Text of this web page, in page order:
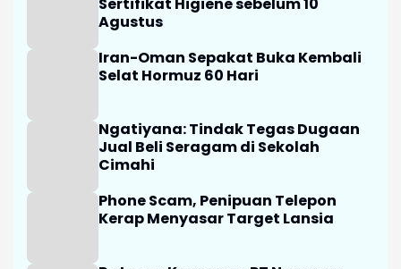
Agustus
Iran-Oman Sepakat Buka Kembali
Selat Hormuz 60 Hari
Ngatiyana: Tindak Tegas Dugaan
Jual Beli Seragam di Sekolah
Cimahi
Phone Scam, Penipuan Telepon
Kerap Menyasar Target Lansia